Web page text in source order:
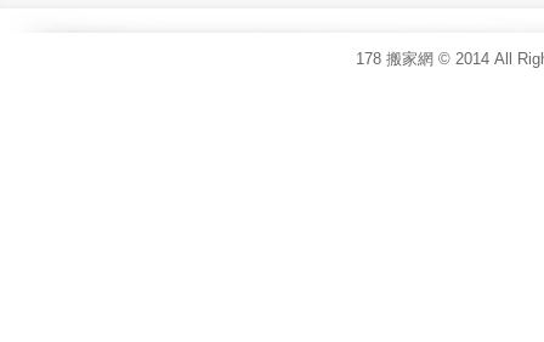
178 搬家網 © 2014 All